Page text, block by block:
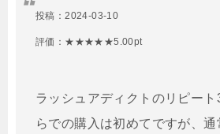
投稿：2024-03-10
評価：★★★★★5.00pt
ラッシュアディクトのリピート
らでの購入は初めてですが、